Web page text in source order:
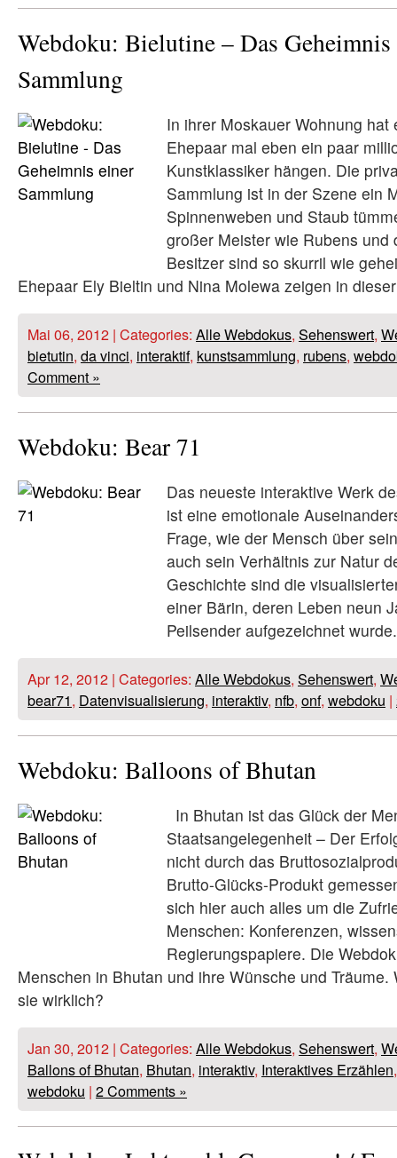
Webdoku: Bielutine – Das Geheimnis
Sammlung
In ihrer Moskauer Wohnung hat
Ehepaar mal eben ein paar
Kunstklassiker hängen. Die
Sammlung ist in der Szene ein
Spinnenweben und Staub
großer Meister wie Rubens und
Besitzer sind so skurril wie
Ehepaar Ely Bieltin und Nina Molewa zeigen in
Mai 06, 2012 | Categories: Alle Webdokus, Sehenswert,
bietutin, da vinci, interaktif, kunstsammlung, rubens,
Comment »
Webdoku: Bear 71
Das neueste interaktive Werk
ist eine emotionale
Frage, wie der Mensch über
auch sein Verhältnis zur Natur
Geschichte sind die
einer Bärin, deren Leben neun
Peilsender aufgezeichnet wurde.
Apr 12, 2012 | Categories: Alle Webdokus, Sehenswert,
bear71, Datenvisualisierung, interaktiv, nfb, onf, webdoku |
Webdoku: Balloons of Bhutan
In Bhutan ist das Glück der
Staatsangelegenheit – Der
nicht durch das
Brutto-Glücks-Produkt
sich hier auch alles um die
Menschen: Konferenzen,
Regierungspapiere. Die
Menschen in Bhutan und ihre Wünsche und Träume.
sie wirklich?
Jan 30, 2012 | Categories: Alle Webdokus, Sehenswert,
Ballons of Bhutan, Bhutan, interaktiv, Interaktives Erzählen
webdoku | 2 Comments »